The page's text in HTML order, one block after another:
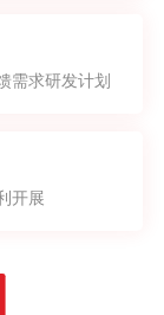
需求研发计划
开展